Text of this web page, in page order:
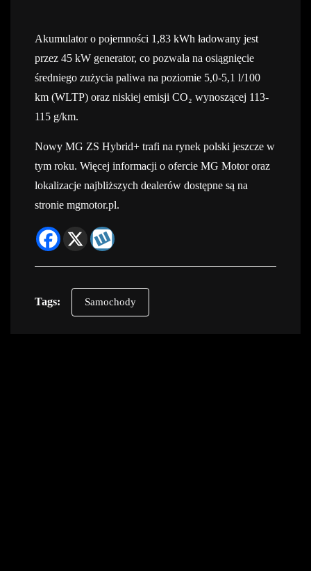
Akumulator o pojemności 1,83 kWh ładowany jest
przez 45 kW generator, co pozwala na osiągnięcie
średniego zużycia paliwa na poziomie 5,0-5,1 l/100
km (WLTP) oraz niskiej emisji CO₂ wynoszącej 113-
115 g/km.
Nowy MG ZS Hybrid+ trafi na rynek polski jeszcze w
tym roku. Więcej informacji o ofercie MG Motor oraz
lokalizacje najbliższych dealerów dostępne są na
stronie mgmotor.pl.
Tags: Samochody